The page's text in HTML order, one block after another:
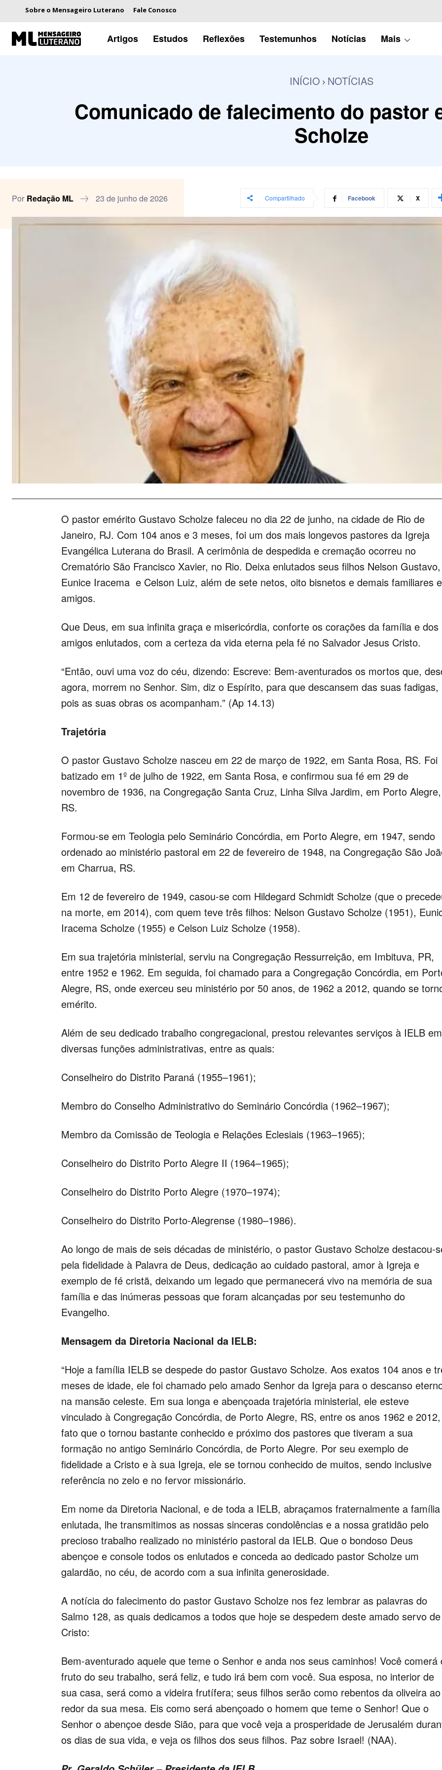
Sobre o Mensageiro Luterano Fale Conosco
Artigos Estudos Reflexões Testemunhos Notícias Mais
INÍCIO NOTÍCIAS
Comunicado de falecimento do pastor
Scholze
Por Redação ML 23 de junho de 2026 Compartilhado Facebook X
O pastor emérito Gustavo Scholze faleceu no dia 22 de junho, na cidade de Rio de
Janeiro, RJ. Com 104 anos e 3 meses, foi um dos mais longevos pastores da Igreja
Evangélica Luterana do Brasil. A cerimônia de despedida e cremação ocorreu no
Crematório São Francisco Xavier, no Rio. Deixa enlutados seus filhos Nelson Gustavo,
Eunice Iracema e Celson Luiz, além de sete netos, oito bisnetos e demais familiares e
amigos.
Que Deus, em sua infinita graça e misericórdia, conforte os corações da família e dos
amigos enlutados, com a certeza da vida eterna pela fé no Salvador Jesus Cristo.
“Então, ouvi uma voz do céu, dizendo: Escreve: Bem-aventurados os mortos que,
agora, morrem no Senhor. Sim, diz o Espírito, para que descansem das suas fadigas,
pois as suas obras os acompanham.” (Ap 14.13)
Trajetória
O pastor Gustavo Scholze nasceu em 22 de março de 1922, em Santa Rosa, RS. Foi
batizado em 1º de julho de 1922, em Santa Rosa, e confirmou sua fé em 29 de
novembro de 1936, na Congregação Santa Cruz, Linha Silva Jardim, em Porto Alegre,
RS.
Formou-se em Teologia pelo Seminário Concórdia, em Porto Alegre, em 1947, sendo
ordenado ao ministério pastoral em 22 de fevereiro de 1948, na Congregação São
em Charrua, RS.
Em 12 de fevereiro de 1949, casou-se com Hildegard Schmidt Scholze (que o
na morte, em 2014), com quem teve três filhos: Nelson Gustavo Scholze (1951),
Iracema Scholze (1955) e Celson Luiz Scholze (1958).
Em sua trajetória ministerial, serviu na Congregação Ressurreição, em Imbituva, PR,
entre 1952 e 1962. Em seguida, foi chamado para a Congregação Concórdia, em
Alegre, RS, onde exerceu seu ministério por 50 anos, de 1962 a 2012, quando se
emérito.
Além de seu dedicado trabalho congregacional, prestou relevantes serviços à IELB em
diversas funções administrativas, entre as quais:
Conselheiro do Distrito Paraná (1955–1961);
Membro do Conselho Administrativo do Seminário Concórdia (1962–1967);
Membro da Comissão de Teologia e Relações Eclesiais (1963–1965);
Conselheiro do Distrito Porto Alegre II (1964–1965);
Conselheiro do Distrito Porto Alegre (1970–1974);
Conselheiro do Distrito Porto-Alegrense (1980–1986).
Ao longo de mais de seis décadas de ministério, o pastor Gustavo Scholze destacou-
pela fidelidade à Palavra de Deus, dedicação ao cuidado pastoral, amor à Igreja e
exemplo de fé cristã, deixando um legado que permanecerá vivo na memória de sua
família e das inúmeras pessoas que foram alcançadas por seu testemunho do
Evangelho.
Mensagem da Diretoria Nacional da IELB:
“Hoje a família IELB se despede do pastor Gustavo Scholze. Aos exatos 104 anos e
meses de idade, ele foi chamado pelo amado Senhor da Igreja para o descanso
na mansão celeste. Em sua longa e abençoada trajetória ministerial, ele esteve
vinculado à Congregação Concórdia, de Porto Alegre, RS, entre os anos 1962 e 2012,
fato que o tornou bastante conhecido e próximo dos pastores que tiveram a sua
formação no antigo Seminário Concórdia, de Porto Alegre. Por seu exemplo de
fidelidade a Cristo e à sua Igreja, ele se tornou conhecido de muitos, sendo inclusive
referência no zelo e no fervor missionário.
Em nome da Diretoria Nacional, e de toda a IELB, abraçamos fraternalmente a família
enlutada, lhe transmitimos as nossas sinceras condolências e a nossa gratidão pelo
precioso trabalho realizado no ministério pastoral da IELB. Que o bondoso Deus
abençoe e console todos os enlutados e conceda ao dedicado pastor Scholze um
galardão, no céu, de acordo com a sua infinita generosidade.
A notícia do falecimento do pastor Gustavo Scholze nos fez lembrar as palavras do
Salmo 128, as quais dedicamos a todos que hoje se despedem deste amado servo de
Cristo:
Bem-aventurado aquele que teme o Senhor e anda nos seus caminhos! Você comerá
fruto do seu trabalho, será feliz, e tudo irá bem com você. Sua esposa, no interior de
sua casa, será como a videira frutífera; seus filhos serão como rebentos da oliveira ao
redor da sua mesa. Eis como será abençoado o homem que teme o Senhor! Que o
Senhor o abençoe desde Sião, para que você veja a prosperidade de Jerusalém
os dias de sua vida, e veja os filhos dos seus filhos. Paz sobre Israel! (NAA).